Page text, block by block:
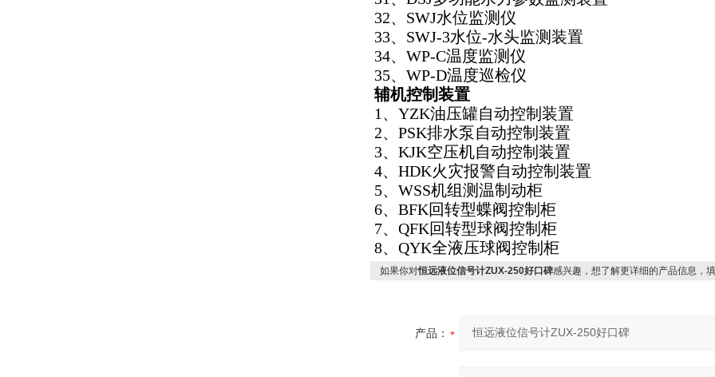
32、SWJ水位监测仪
33、SWJ-3水位-水头监测装置
34、WP-C温度监测仪
35、WP-D温度巡检仪
辅机控制装置
1、YZK油压罐自动控制装置
2、PSK排水泵自动控制装置
3、KJK空压机自动控制装置
4、HDK火灾报警自动控制装置
5、WSS机组测温制动柜
6、BFK回转型蝶阀控制柜
7、QFK回转型球阀控制柜
8、QYK全液压球阀控制柜
如果你对恒远液位信号计ZUX-250好口碑感兴趣，想了解更详细的产品信息，
产品：